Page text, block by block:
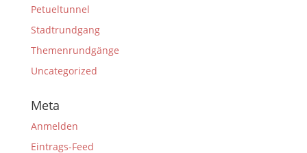
Petueltunnel
Stadtrundgang
Themenrundgänge
Uncategorized
Meta
Anmelden
Eintrags-Feed